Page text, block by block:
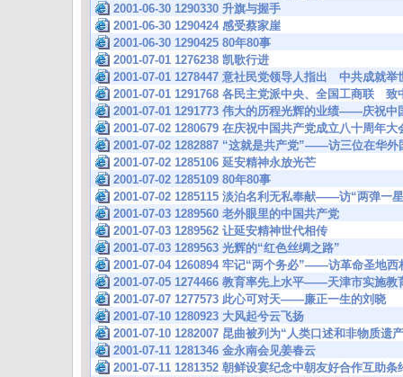
2001-06-30 1290330 升旗与握手
2001-06-30 1290424 感受蔡家崖
2001-06-30 1290425 80年80事
2001-07-01 1276238 凯歌行进
2001-07-01 1278447 意社民党领导人指出 中共成就举
2001-07-01 1291768 各民主党派中央、全国工商联 致
2001-07-01 1291773 伟大的历程光辉的业绩——庆祝中
2001-07-02 1280679 在庆祝中国共产党成立八十周年
2001-07-02 1282887 “这就是共产党”——访三位在华外
2001-07-02 1285106 延安精神永放光芒
2001-07-02 1285109 80年80事
2001-07-02 1285115 淡泊名利无私奉献——访“两弹一
2001-07-03 1289560 老外眼里的中国共产党
2001-07-03 1289562 让延安精神世代相传
2001-07-03 1289563 光辉的“红色丝绸之路”
2001-07-04 1260894 牢记“两个务必”——访革命圣地西
2001-07-05 1274466 教育率先上水平——天津市实施教
2001-07-07 1277573 此心可对天——廉正一生的刘晓
2001-07-10 1280923 大风起兮云飞扬
2001-07-10 1282007 昆曲被列为“人类口述和非物质遗
2001-07-11 1281346 金永南会见姜春云
2001-07-11 1281352 朝鲜设宴纪念中朝友好合作互助